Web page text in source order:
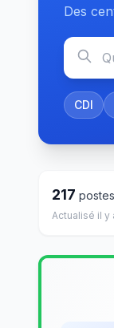
Des
CDI
217
Actualisé il y